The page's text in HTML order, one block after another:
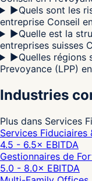
▶Quels sont les
entreprise Conseil
▶Quelle est la
entreprises suisses
▶Quelles régions
Prevoyance (LPP)
Industries
Plus dans Services
Services Fiduciaires
4.5 - 6.5× EBITDA
Gestionnaires de
5.0 - 8.0× EBITDA